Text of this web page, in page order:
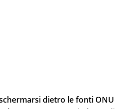
dietro le fonti ONU